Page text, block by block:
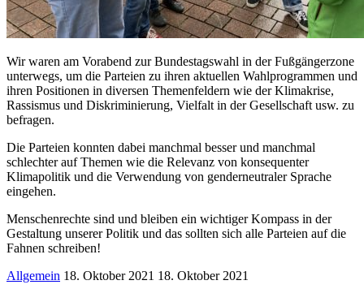
Wir waren am Vorabend zur Bundestagswahl in der Fußgängerzone
unterwegs, um die Parteien zu ihren aktuellen Wahlprogrammen und
ihren Positionen in diversen Themenfeldern wie der Klimakrise,
Rassismus und Diskriminierung, Vielfalt in der Gesellschaft usw. zu
befragen.
Die Parteien konnten dabei manchmal besser und manchmal
schlechter auf Themen wie die Relevanz von konsequenter
Klimapolitik und die Verwendung von genderneutraler Sprache
eingehen.
Menschenrechte sind und bleiben ein wichtiger Kompass in der
Gestaltung unserer Politik und das sollten sich alle Parteien auf die
Fahnen schreiben!
Allgemein 18. Oktober 2021 18. Oktober 2021